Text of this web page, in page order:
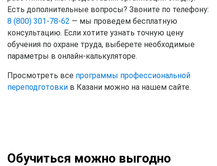
Есть дополнительные вопросы? Звоните по телефону:
8 (800) 301-78-62 — мы проведем бесплатную
консультацию. Если хотите узнать точную цену
обучения по охране труда, выберете необходимые
параметры в онлайн-калькуляторе.
Просмотреть все программы профессиональной
переподготовки в Казани можно на нашем сайте.
Обучиться можно выгодно